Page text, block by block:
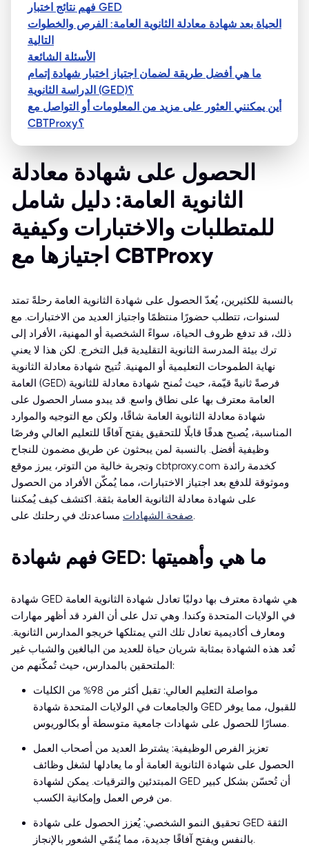
فهم نتائج اختبار GED
الحياة بعد شهادة معادلة الثانوية العامة: الفرص والخطوات
التالية
الأسئلة الشائعة
ما هي أفضل طريقة لضمان اجتياز اختبار شهادة إتمام
الدراسة الثانوية (GED)؟
أين يمكنني العثور على مزيد من المعلومات أو التواصل مع
CBTProxy؟
الحصول على شهادة معادلة
الثانوية العامة: دليل شامل
للمتطلبات والاختبارات وكيفية
اجتيازها مع CBTProxy
بالنسبة للكثيرين، يُعدّ الحصول على شهادة الثانوية العامة رحلةً تمتد
لسنوات، تتطلب حضورًا منتظمًا واجتياز العديد من الاختبارات. مع
ذلك، قد تدفع ظروف الحياة، سواءً الشخصية أو المهنية، الأفراد إلى
ترك بيئة المدرسة الثانوية التقليدية قبل التخرج. لكن هذا لا يعني
نهاية الطموحات التعليمية أو المهنية. تُتيح شهادة معادلة الثانوية
العامة (GED) فرصةً ثانيةً قيّمة، حيث تُمنح شهادة معادلة للثانوية
العامة معترف بها على نطاق واسع. قد يبدو مسار الحصول على
شهادة معادلة الثانوية العامة شاقًا، ولكن مع التوجيه والموارد
المناسبة، يُصبح هدفًا قابلًا للتحقيق يفتح آفاقًا للتعليم العالي وفرصًا
وظيفية أفضل. بالنسبة لمن يبحثون عن طريق مضمون للنجاح
وتجربة خالية من التوتر، يبرز موقع cbtproxy.com كخدمة رائدة
وموثوقة للدفع بعد اجتياز الاختبارات، مما يُمكّن الأفراد من الحصول
على شهادة معادلة الثانوية العامة بثقة. اكتشف كيف يُمكننا
صفحة الشهادات.
فهم شهادة GED: ما هي وأهميتها
شهادة GED هي شهادة معترف بها دوليًا تعادل شهادة الثانوية العامة
في الولايات المتحدة وكندا. وهي تدل على أن الفرد قد أظهر مهارات
ومعارف أكاديمية تعادل تلك التي يمتلكها خريجو المدارس الثانوية.
تُعد هذه الشهادة بمثابة شريان حياة للعديد من البالغين والشباب غير
الملتحقين بالمدارس، حيث تُمكّنهم من:
مواصلة التعليم العالي: تقبل أكثر من 98% من الكليات
والجامعات في الولايات المتحدة شهادة GED للقبول، مما يوفر
مسارًا للحصول على شهادات جامعية متوسطة أو بكالوريوس.
تعزيز الفرص الوظيفية: يشترط العديد من أصحاب العمل
الحصول على شهادة الثانوية العامة أو ما يعادلها لشغل وظائف
المبتدئين والترقيات. يمكن لشهادة GED أن تُحسّن بشكل كبير
من فرص العمل وإمكانية الكسب.
تحقيق النمو الشخصي: يُعزز الحصول على شهادة GED الثقة
بالنفس ويفتح آفاقًا جديدة، مما يُنمّي الشعور بالإنجاز.